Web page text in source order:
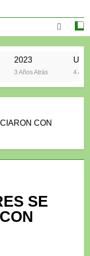
2023
3 Años Atrás 4 Años
CON
SE